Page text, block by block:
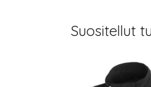
Suositellut